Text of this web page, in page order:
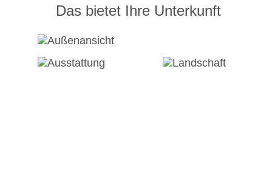
Das bietet Ihre Unterkunft